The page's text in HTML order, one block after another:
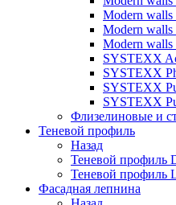
Modern walls
Modern walls
Modern walls
SYSTEXX
SYSTEXX
SYSTEXX
SYSTEXX
Флизелиновые и
Теневой профиль
Назад
Теневой профиль
Теневой профиль
Фасадная лепнина